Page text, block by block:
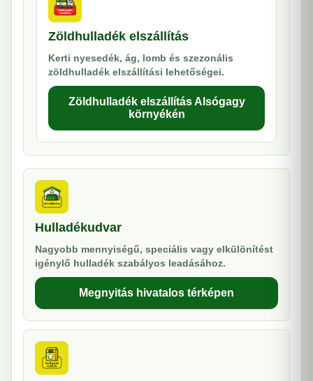
Zöldhulladék elszállítás
Kerti nyesedék, ág, lomb és szezonális
zöldhulladék elszállítási lehetőségei.
Zöldhulladék elszállítás Alsógagy
környékén
Hulladékudvar
Nagyobb mennyiségű, speciális vagy elkülönítést
igénylő hulladék szabályos leadásához.
Megnyitás hivatalos térképen